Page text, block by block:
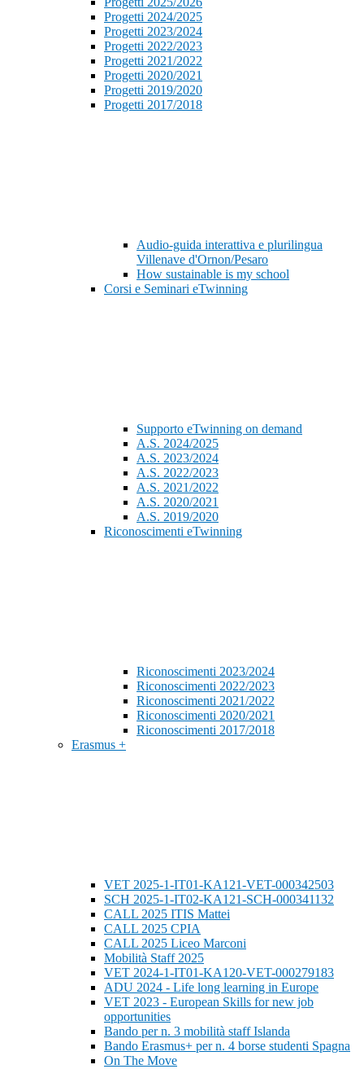
Progetti 2024/2025
Progetti 2023/2024
Progetti 2022/2023
Progetti 2021/2022
Progetti 2020/2021
Progetti 2019/2020
Progetti 2017/2018
Audio-guida interattiva e plurilingua
Villenave d'Ornon/Pesaro
How sustainable is my school
Corsi e Seminari eTwinning
Supporto eTwinning on demand
A.S. 2024/2025
A.S. 2023/2024
A.S. 2022/2023
A.S. 2021/2022
A.S. 2020/2021
A.S. 2019/2020
Riconoscimenti eTwinning
Riconoscimenti 2023/2024
Riconoscimenti 2022/2023
Riconoscimenti 2021/2022
Riconoscimenti 2020/2021
Riconoscimenti 2017/2018
Erasmus +
VET 2025-1-IT01-KA121-VET-000342503
SCH 2025-1-IT02-KA121-SCH-000341132
CALL 2025 ITIS Mattei
CALL 2025 CPIA
CALL 2025 Liceo Marconi
Mobilità Staff 2025
VET 2024-1-IT01-KA120-VET-000279183
ADU 2024 - Life long learning in Europe
VET 2023 - European Skills for new job
opportunities
Bando per n. 3 mobilità staff Islanda
Bando Erasmus+ per n. 4 borse studenti Spagna
On The Move